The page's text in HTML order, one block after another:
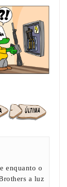
enquanto o
a luz